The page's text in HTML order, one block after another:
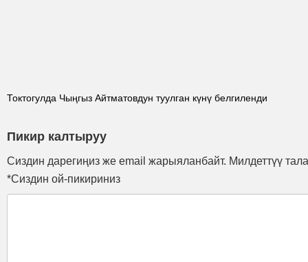
Токтогулда Чыңгыз Айтматовдун туулган күнү белгиленди
Пикир калтыруу
Сиздин дарегиңиз же email жарыяланбайт. Милдеттүү
*Сиздин ой-пикириниз